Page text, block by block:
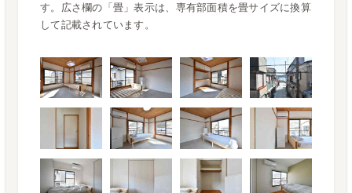
す。広さ欄の「畳」表示は、専有部面積を畳サイズに換算
して記載されています。